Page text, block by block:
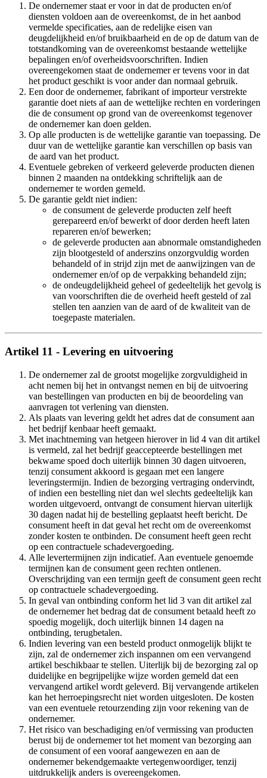
De ondernemer staat er voor in dat de producten en/of
diensten voldoen aan de overeenkomst, de in het aanbod
vermelde specificaties, aan de redelijke eisen van
deugdelijkheid en/of bruikbaarheid en de op de datum van de
totstandkoming van de overeenkomst bestaande wettelijke
bepalingen en/of overheidsvoorschriften. Indien
overeengekomen staat de ondernemer er tevens voor in dat
het product geschikt is voor ander dan normaal gebruik.
Een door de ondernemer, fabrikant of importeur verstrekte
garantie doet niets af aan de wettelijke rechten en vorderingen
die de consument op grond van de overeenkomst tegenover
de ondernemer kan doen gelden.
Op alle producten is de wettelijke garantie van toepassing. De
duur van de wettelijke garantie kan verschillen op basis van
de aard van het product.
Eventuele gebreken of verkeerd geleverde producten dienen
binnen 2 maanden na ontdekking schriftelijk aan de
ondernemer te worden gemeld.
De garantie geldt niet indien:
de consument de geleverde producten zelf heeft
gerepareerd en/of bewerkt of door derden heeft laten
repareren en/of bewerken;
de geleverde producten aan abnormale omstandigheden
zijn blootgesteld of anderszins onzorgvuldig worden
behandeld of in strijd zijn met de aanwijzingen van de
ondernemer en/of op de verpakking behandeld zijn;
de ondeugdelijkheid geheel of gedeeltelijk het gevolg is
van voorschriften die de overheid heeft gesteld of zal
stellen ten aanzien van de aard of de kwaliteit van de
toegepaste materialen.
Artikel 11 - Levering en uitvoering
De ondernemer zal de grootst mogelijke zorgvuldigheid in
acht nemen bij het in ontvangst nemen en bij de uitvoering
van bestellingen van producten en bij de beoordeling van
aanvragen tot verlening van diensten.
Als plaats van levering geldt het adres dat de consument aan
het bedrijf kenbaar heeft gemaakt.
Met inachtneming van hetgeen hierover in lid 4 van dit artikel
is vermeld, zal het bedrijf geaccepteerde bestellingen met
bekwame spoed doch uiterlijk binnen 30 dagen uitvoeren,
tenzij consument akkoord is gegaan met een langere
leveringstermijn. Indien de bezorging vertraging ondervindt,
of indien een bestelling niet dan wel slechts gedeeltelijk kan
worden uitgevoerd, ontvangt de consument hiervan uiterlijk
30 dagen nadat hij de bestelling geplaatst heeft bericht. De
consument heeft in dat geval het recht om de overeenkomst
zonder kosten te ontbinden. De consument heeft geen recht
op een contractuele schadevergoeding.
Alle levertermijnen zijn indicatief. Aan eventuele genoemde
termijnen kan de consument geen rechten ontlenen.
Overschrijding van een termijn geeft de consument geen recht
op contractuele schadevergoeding.
In geval van ontbinding conform het lid 3 van dit artikel zal
de ondernemer het bedrag dat de consument betaald heeft zo
spoedig mogelijk, doch uiterlijk binnen 14 dagen na
ontbinding, terugbetalen.
Indien levering van een besteld product onmogelijk blijkt te
zijn, zal de ondernemer zich inspannen om een vervangend
artikel beschikbaar te stellen. Uiterlijk bij de bezorging zal op
duidelijke en begrijpelijke wijze worden gemeld dat een
vervangend artikel wordt geleverd. Bij vervangende artikelen
kan het herroepingsrecht niet worden uitgesloten. De kosten
van een eventuele retourzending zijn voor rekening van de
ondernemer.
Het risico van beschadiging en/of vermissing van producten
berust bij de ondernemer tot het moment van bezorging aan
de consument of een vooraf aangewezen en aan de
ondernemer bekendgemaakte vertegenwoordiger, tenzij
uitdrukkelijk anders is overeengekomen.